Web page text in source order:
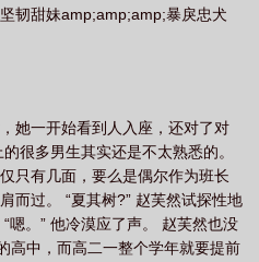
的夏天歌曲 有你的夏天电影 有你的
有你的夏天英文 有你的夏天简
歌词是什么意思 有你的夏天有你的陪伴歌
韧甜妹amp;amp;amp;暴戾忠犬
她一开始看到人入座，还对了对
很多男生其实还是不太熟悉的。
只有几面，要么是偶尔作为班长
而过。 “夏其树?” 赵芙然试探性地
嗯。” 他冷漠应了声。 赵芙然也没
高中，而高二一整个学年就要提前